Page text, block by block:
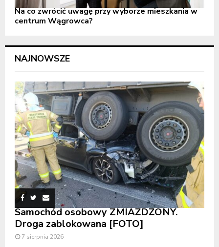
Na co zwrócić uwagę przy wyborze mieszkania w
centrum Wągrowca?
NAJNOWSZE
Samochód osobowy ZMIAŻDŻONY.
Droga zablokowana [FOTO]
7 sierpnia 2026